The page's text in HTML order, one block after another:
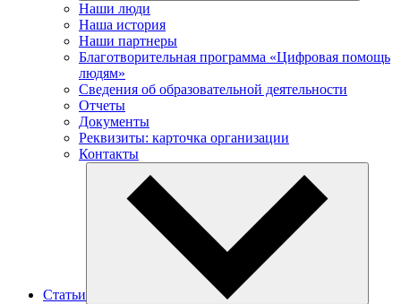
Наши люди
Наша история
Наши партнеры
Благотворительная программа «Цифровая помощь
людям»
Сведения об образовательной деятельности
Отчеты
Документы
Реквизиты: карточка организации
Контакты
Статьи